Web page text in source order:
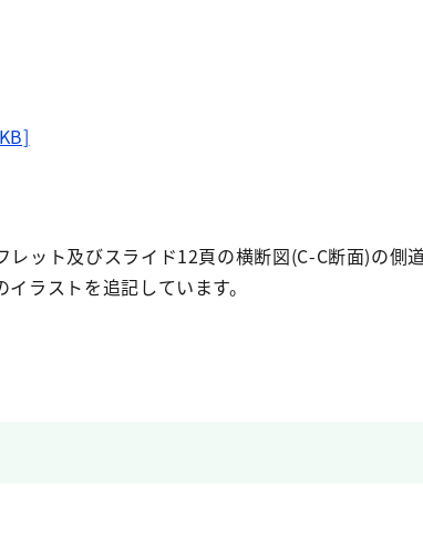
ット及びスライド12頁の横断図(C-C断面)の側
ラストを追記しています。